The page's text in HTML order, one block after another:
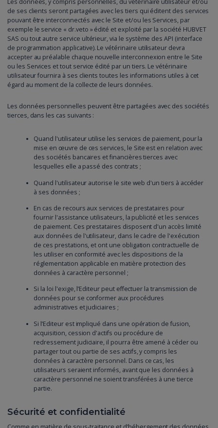
Les données, y compris personnelles, du vétérinaire utilisateur et/ou
de ses clients seront partagées avec les tiers qui éditent des services
pouvant être interconnectés avec le Site et/ou les Services, par
exemple le service « dr.veto » édité et exploité par la société HUBVET
SAS ou tout autre service ultérieur, via le système des API (interface
de programmation applicative). Le vétérinaire utilisateur devra
accepter au préalable chaque nouvelle interconnexion entre le Site
ou les Services et tout service édité par un tiers. Le vétérinaire
utilisateur fournira à ses clients toutes les informations utiles à cet
égard au moment de la collecte de leurs données.
Les données personnelles peuvent être partagées avec des sociétés
tierces, dans les cas suivants :
Quand l'utilisateur utilise les services de paiement, pour la
mise en œuvre de ces services, le Site est en relation avec
des sociétés bancaires et financières tierces avec
lesquelles elle a passé des contrats ;
Quand l'utilisateur autorise le site web d'un tiers à accéder
à ses données ;
En cas de recours aux services de prestataires pour
fournir l'assistance utilisateurs, la publicité et les services
de paiement. Ces prestataires disposent d'un accès limité
aux données de l'utilisateur, dans le cadre de l'exécution
de ces prestations, et ont une obligation contractuelle de
les utiliser en conformité avec les dispositions de la
réglementation applicable en matière protection des
données à caractère personnel ;
Si la loi l'exige, l’Editeur peut effectuer la transmission de
données pour se conformer aux procédures
administratives et judiciaires ;
Si l’Editeur est impliqué dans une opération de fusion,
acquisition, cession d'actifs ou procédure de
redressement judiciaire, il pourra être amené à céder ou
partager tout ou partie de ses actifs, y compris les
données à caractère personnel. Dans ce cas, les
utilisateurs seraient informés, avant que les données à
caractère personnel ne soient transférées à une tierce
partie.
Sécurité et confidentialité